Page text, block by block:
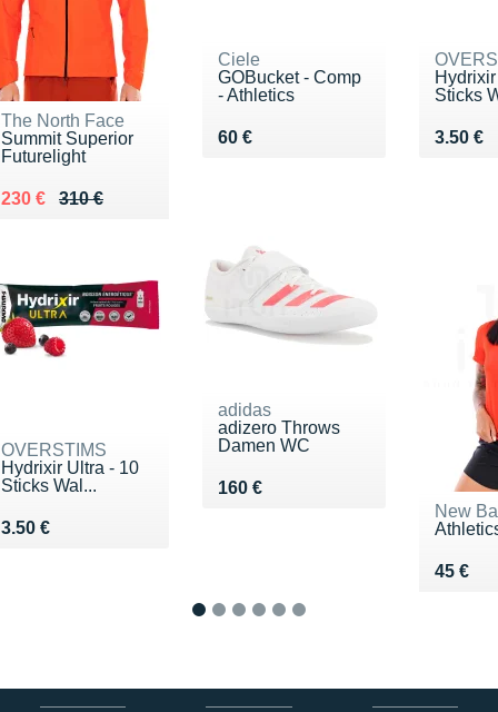
The North Face
Summit Superior
Futurelight
310 €
Au lieu de 310 €
230 €
Vendu 230 €
Ciele
GOBucket - Comp
- Athletics
60 €
Vendu 60 €
Sticks
3.50 €
Vendu
OVERSTIMS
Hydrixir Ultra - 10
Sticks Wal...
3.50 €
Vendu 3.50 €
adidas
adizero Throws
Damen WC
160 €
Vendu 160 €
New
45 €
Vendu